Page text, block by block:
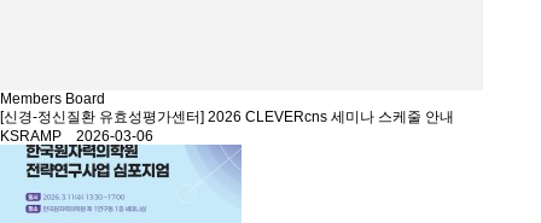
Members Board
[신경-정신질환 유효성평가센터] 2026 CLEVERcns 세미나 스케줄 안내
KSRAMP 2026-03-06